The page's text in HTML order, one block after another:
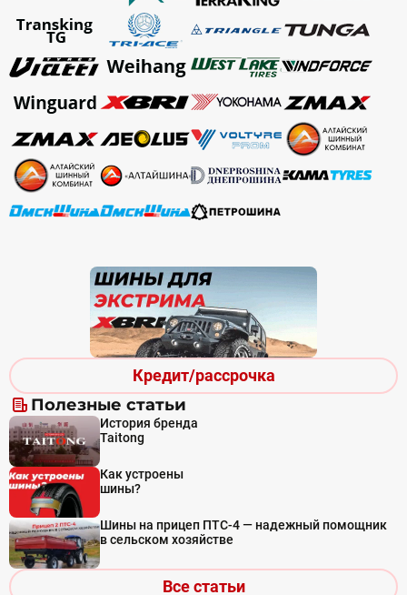
Кредит/рассрочка
Полезные статьи
История бренда
Taitong
Как устроены
шины?
Шины на прицеп ПТС-4 — надежный помощник
в сельском хозяйстве
Все статьи